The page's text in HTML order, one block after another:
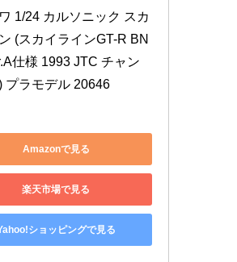
1/24 カルソニック スカ
(スカイラインGT-R BN
仕様 1993 JTC チャン
プラモデル 20646
Amazonで見る
楽天市場で見る
ショッピングで見る